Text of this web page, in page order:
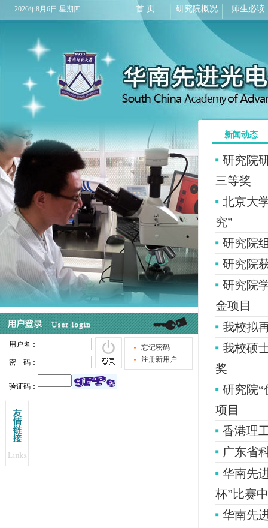
2026年8月6日 星期四 首 页 研究院概况 师生必读
新闻动态
研究院
三等奖
北京大
究”
研究院
研究院
研究院
金项目
我校拟
我校硕
奖
研究院“
项目
香港理
广东省
华南先
杯”比赛
华南先